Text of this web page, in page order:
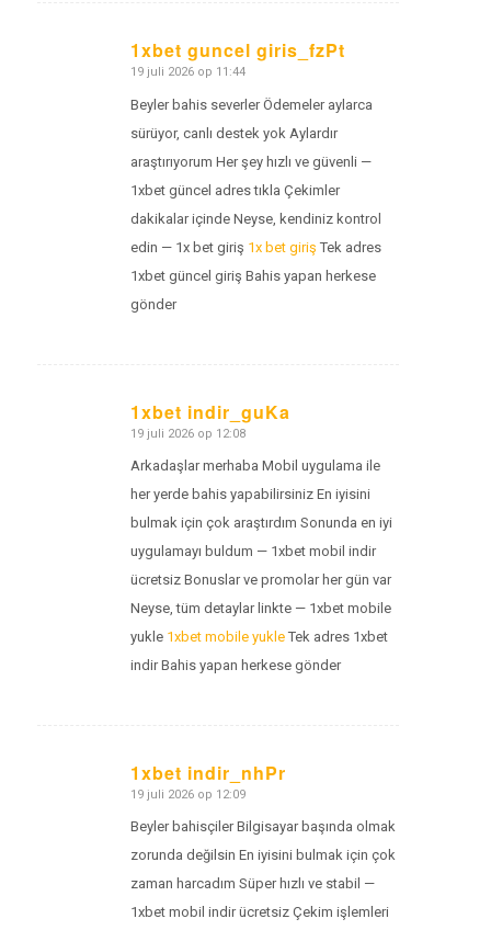
1xbet guncel giris_fzPt
zegt:
19 juli 2026 op 11:44
Beyler bahis severler Ödemeler aylarca
sürüyor, canlı destek yok Aylardır
araştırıyorum Her şey hızlı ve güvenli —
1xbet güncel adres tıkla Çekimler
dakikalar içinde Neyse, kendiniz kontrol
edin — 1x bet giriş 1x bet giriş Tek adres
1xbet güncel giriş Bahis yapan herkese
gönder
1xbet indir_guKa
zegt:
19 juli 2026 op 12:08
Arkadaşlar merhaba Mobil uygulama ile
her yerde bahis yapabilirsiniz En iyisini
bulmak için çok araştırdım Sonunda en iyi
uygulamayı buldum — 1xbet mobil indir
ücretsiz Bonuslar ve promolar her gün var
Neyse, tüm detaylar linkte — 1xbet mobile
yukle 1xbet mobile yukleTek adres 1xbet
indir Bahis yapan herkese gönder
1xbet indir_nhPr
zegt:
19 juli 2026 op 12:09
Beyler bahisçiler Bilgisayar başında olmak
zorunda değilsin En iyisini bulmak için çok
zaman harcadım Süper hızlı ve stabil —
1xbet mobil indir ücretsiz Çekim işlemleri